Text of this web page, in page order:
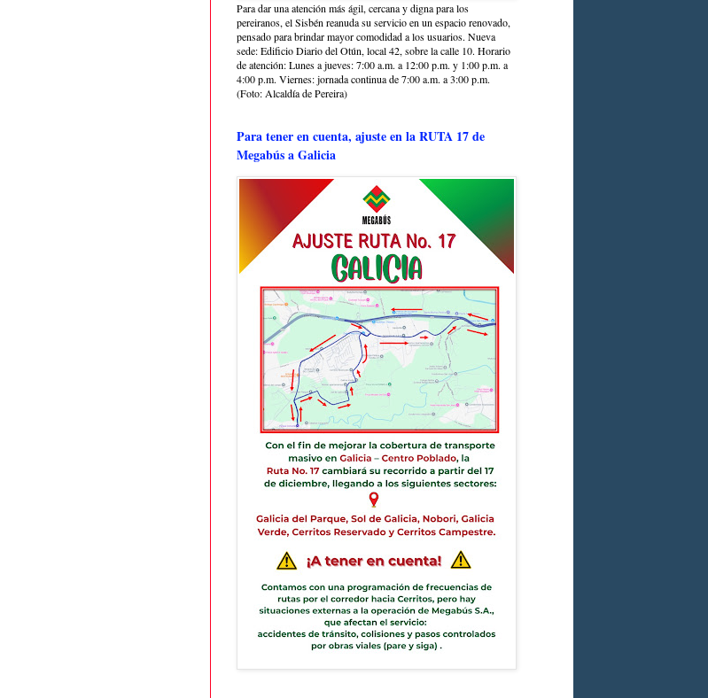
Para dar una atención más ágil, cercana y digna para los
pereiranos, el Sisbén reanuda su servicio en un espacio renovado,
pensado para brindar mayor comodidad a los usuarios. Nueva
sede: Edificio Diario del Otún, local 42, sobre la calle 10. Horario
de atención: Lunes a jueves: 7:00 a.m. a 12:00 p.m. y 1:00 p.m. a
4:00 p.m. Viernes: jornada continua de 7:00 a.m. a 3:00 p.m.
(Foto: Alcaldía de Pereira)
Para tener en cuenta, ajuste en la RUTA 17 de
Megabús a Galicia